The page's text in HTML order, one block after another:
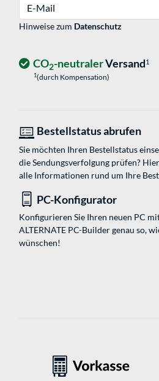
Hinweise zum Datenschutz
CO2-neutralerVersand1
1(durch Kompensation)
Bestellstatus abrufen
Sie möchten Ihren Bestellstatus
die Sendungsverfolgung prüfen?
alle Informationen rund um Ihre
PC-Konfigurator
Konfigurieren Sie Ihren neuen PC
ALTERNATE PC-Builder genau so,
wünschen!